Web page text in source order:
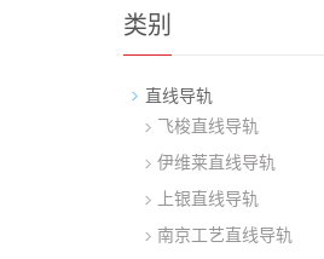
类别
直线导轨
飞梭直线导轨
伊维莱直线导轨
上银直线导轨
南京工艺直线导轨